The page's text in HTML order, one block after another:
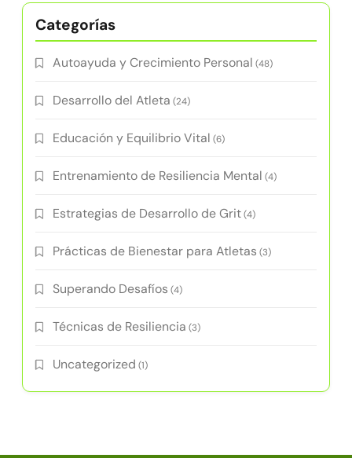
Categorías
Autoayuda y Crecimiento Personal (48)
Desarrollo del Atleta (24)
Educación y Equilibrio Vital (6)
Entrenamiento de Resiliencia Mental (4)
Estrategias de Desarrollo de Grit(4)
Prácticas de Bienestar para Atletas (3)
Superando Desafíos (4)
Técnicas de Resiliencia (3)
Uncategorized (1)